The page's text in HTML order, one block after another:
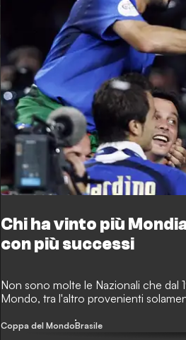
Chi ha vinto più
con più successi
Non sono molte le Nazionali che
Mondo, tra l'altro provenienti
Coppa del MondoBrasile